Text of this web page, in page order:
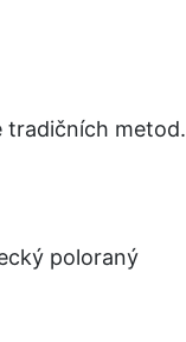
tradičních metod.
poloraný